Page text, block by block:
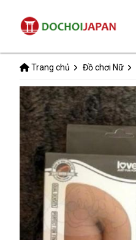
Trang chủ Đồ chơi Nữ